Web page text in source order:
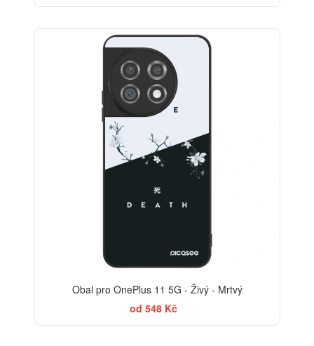
Obal pro OnePlus 11 5G - Živý - Mrtvý
od 548 Kč